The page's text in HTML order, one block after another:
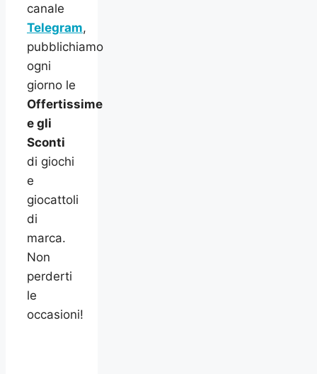
canale
Telegram,
pubblichiamo
ogni
giorno le
Offertissime
e gli
Sconti
di giochi
e
giocattoli
di
marca.
Non
perderti
le
occasioni!